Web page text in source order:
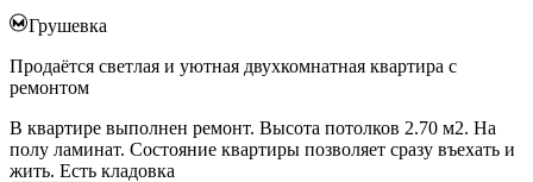
Грушевка
Продаётся светлая и уютная двухкомнатная квартира с
ремонтом
В квартире выполнен ремонт. Высота потолков 2.70 м2. На
полу ламинат. Состояние квартиры позволяет сразу въехать и
жить. Есть кладовка